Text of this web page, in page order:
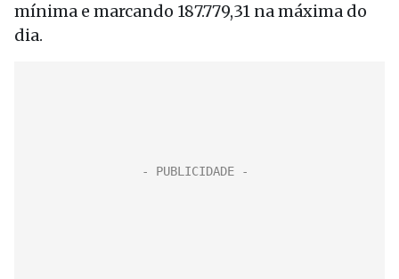
mínima e marcando 187.779,31 na máxima do
dia.